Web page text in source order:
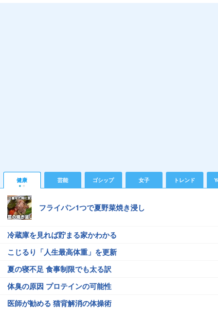
健康 芸能 ゴシップ 女子 トレンド
フライパン1つで夏野菜焼き浸し
冷蔵庫を見れば貯まる家かわかる
こじるり「人生最高体重」を更新
夏の寝不足 食事制限でも太る訳
体臭の原因 プロテインの可能性
医師が勧める 猫背解消の体操術